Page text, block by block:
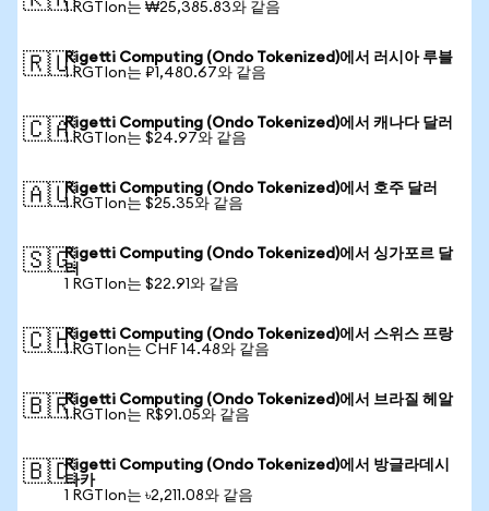
1 RGTIon는 ₩25,385.83와 같음
🇷🇺Rigetti Computing (Ondo Tokenized)에서 러시아 루블
1 RGTIon는 ₽1,480.67와 같음
🇨🇦Rigetti Computing (Ondo Tokenized)에서 캐나다 달러
1 RGTIon는 $24.97와 같음
🇦🇺Rigetti Computing (Ondo Tokenized)에서 호주 달러
1 RGTIon는 $25.35와 같음
🇸🇬Rigetti Computing (Ondo Tokenized)에서 싱가포르 달
러
1 RGTIon는 $22.91와 같음
🇨🇭Rigetti Computing (Ondo Tokenized)에서 스위스 프랑
1 RGTIon는 CHF 14.48와 같음
🇧🇷Rigetti Computing (Ondo Tokenized)에서 브라질 헤알
1 RGTIon는 R$91.05와 같음
🇧🇩Rigetti Computing (Ondo Tokenized)에서 방글라데시
타카
1 RGTIon는 ৳2,211.08와 같음